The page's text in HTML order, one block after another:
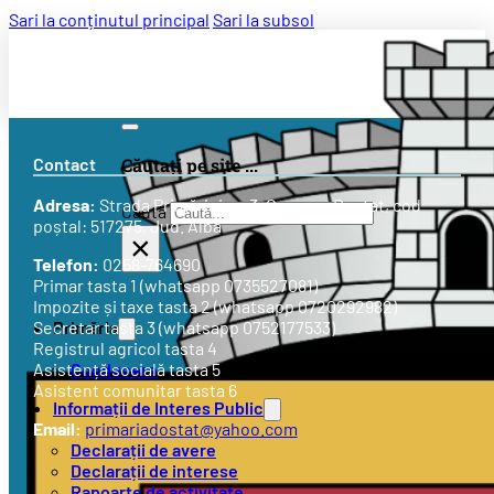
Sari la conținutul principal Sari la subsol
Căutați pe site ...
Caută
×
Primăria
Conducere
Informații de Interes Public
Declarații de avere
Declarații de interese
Contact
Adresa: StradaPrimăriei nr. 3, Comuna Doștat, cod
poștal: 517275, Jud. Alba
Telefon: 0258-764690
Primar tasta 1 (whatsapp 0735527081)
Impozite și taxe tasta 2 (whatsapp 0720292982)
Secretar tasta 3 (whatsapp 0752177533)
Registrul agricol tasta 4
Asistență socială tasta 5
Asistent comunitar tasta 6
Email: primariadostat@yahoo.com